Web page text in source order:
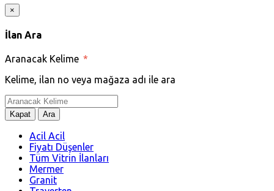
×
İlan Ara
Aranacak Kelime *
Kelime, ilan no veya mağaza adı ile ara
Kapat Ara
Acil Acil
Fiyatı Düşenler
Tüm Vitrin İlanları
Mermer
Granit